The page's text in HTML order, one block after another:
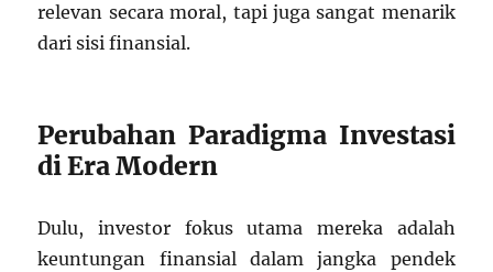
relevan secara moral, tapi juga sangat menarik
dari sisi finansial.
Perubahan Paradigma Investasi
di Era Modern
Dulu, investor fokus utama mereka adalah
keuntungan finansial dalam jangka pendek